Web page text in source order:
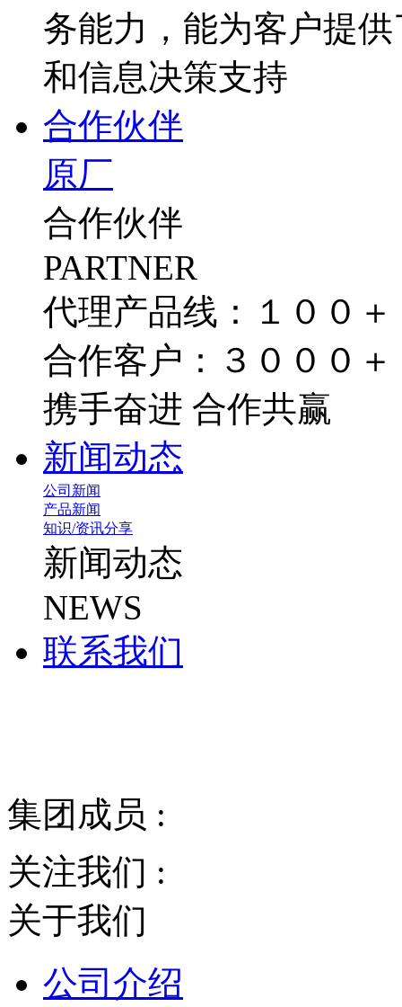
务能力，能为客户提
和信息决策支持
合作伙伴
原厂
合作伙伴
PARTNER
代理产品线：１００＋
合作客户：３０００＋
携手奋进 合作共赢
新闻动态
公司新闻
产品新闻
知识/资讯分享
新闻动态
NEWS
联系我们
集团成员 :
关注我们 :
关于我们
公司介绍